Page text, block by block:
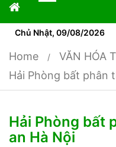
Chủ Nhật, 09/08/2026
Home
VĂN HÓA
Hải Phòng bất phân
Hải Phòng bất
an Hà Nội